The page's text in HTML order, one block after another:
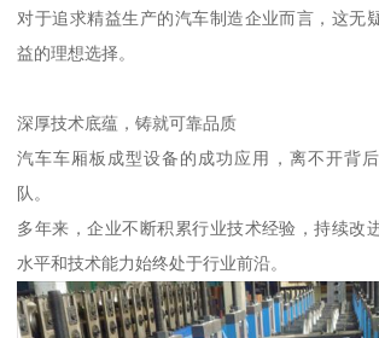
对于追求精益生产的汽车制造企业而言，这无
益的理想选择。
深厚技术底蕴，铸就可靠品质
汽车车厢板成型设备的成功应用，离不开背
队。
多年来，企业不断积累行业技术经验，持续改
水平和技术能力始终处于行业前沿。